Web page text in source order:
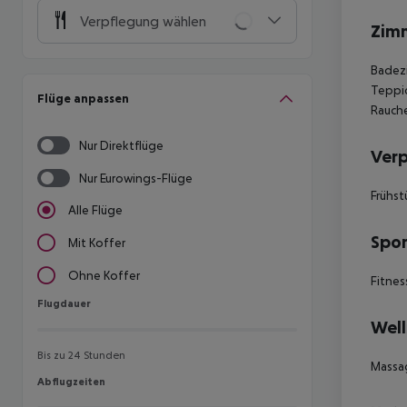
Verpflegung wählen
Flüge anpassen
Nur Direktflüge
Nur Eurowings-Flüge
Alle Flüge
Mit Koffer
Ohne Koffer
Flugdauer
Flugdauer
Bis zu 24 Stunden
Abflugzeiten
Abflugzeiten